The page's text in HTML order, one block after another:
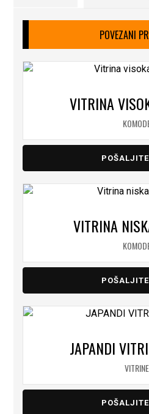
POVEZANI
VITRINA
VITRINA
JAPANDI
VITRINE